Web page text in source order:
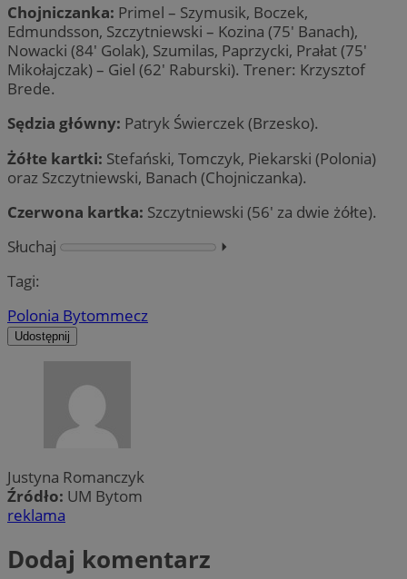
Chojniczanka: Primel – Szymusik, Boczek,
Edmundsson, Szczytniewski – Kozina (75′ Banach),
Nowacki (84′ Golak), Szumilas, Paprzycki, Prałat (75′
Mikołajczak) – Giel (62′ Raburski). Trener: Krzysztof
Brede.
Sędzia główny: Patryk Świerczek (Brzesko).
Żółte kartki: Stefański, Tomczyk, Piekarski (Polonia)
oraz Szczytniewski, Banach (Chojniczanka).
Czerwona kartka: Szczytniewski (56′ za dwie żółte).
Słuchaj
⏵︎
Tagi:
Polonia Bytommecz
Udostępnij
Justyna Romanczyk
Źródło: UM Bytom
reklama
Dodaj komentarz